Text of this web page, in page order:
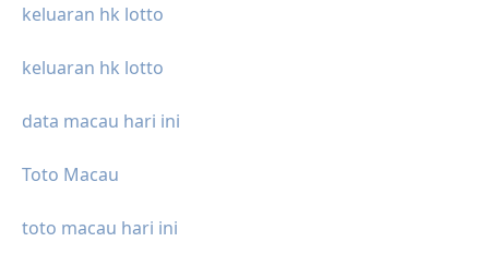
keluaran hk lotto
keluaran hk lotto
data macau hari ini
Toto Macau
toto macau hari ini